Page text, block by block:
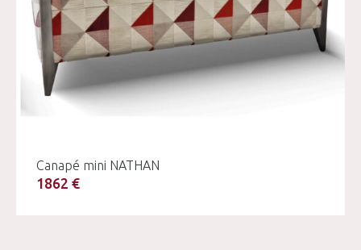
Canapé mini NATHAN
1862 €